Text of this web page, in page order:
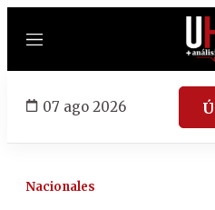
Menú
07 ago 2026
Nacionales